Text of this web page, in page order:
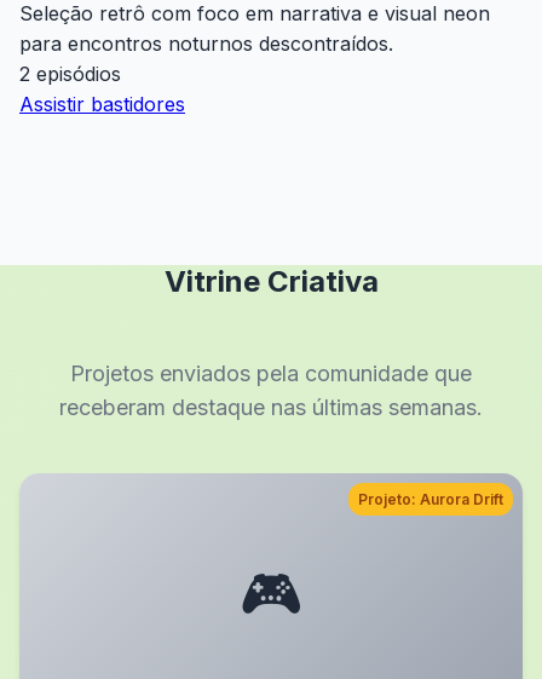
Seleção retrô com foco em narrativa e visual neon
para encontros noturnos descontraídos.
2 episódios
Assistir bastidores
Vitrine Criativa
Projetos enviados pela comunidade que
receberam destaque nas últimas semanas.
🎮
Projeto: Aurora Drift